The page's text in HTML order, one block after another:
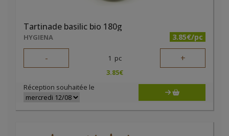
Tartinade basilic bio 180g
HYGIENA 3.85€/pc
- 1 pc +
3.85€
Réception souhaitée le